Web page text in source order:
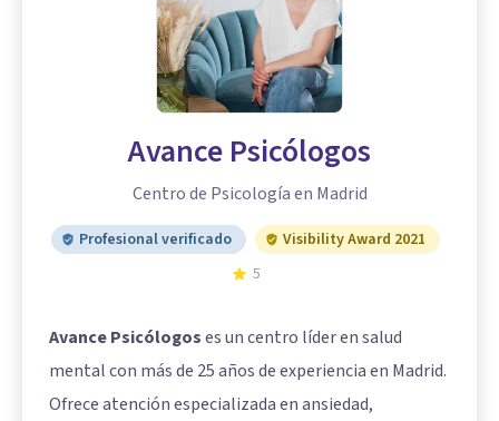
Avance Psicólogos
Centro de Psicología en Madrid
Profesional verificado
Visibility Award 2021
5
Avance Psicólogoses un centro líder en salud
mental con más de 25 años de experiencia en Madrid.
Ofrece atención especializada en ansiedad,